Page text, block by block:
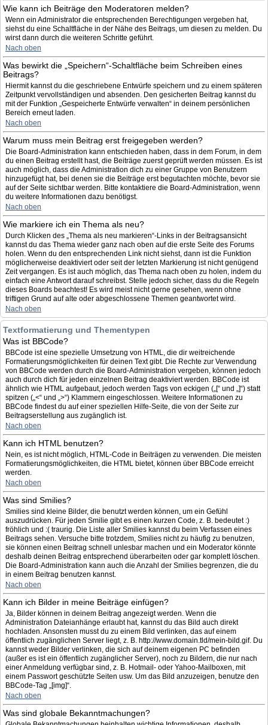
Wie kann ich Beiträge den Moderatoren melden?
Wenn ein Administrator die entsprechenden Berechtigungen vergeben hat,
siehst du eine Schaltfläche in der Nähe des Beitrags, um diesen zu melden. Du
wirst dann durch die weiteren Schritte geführt.
Nach oben
Was bewirkt die „Speichern“-Schaltfläche beim Schreiben eines
Beitrags?
Hiermit kannst du die geschriebene Entwürfe speichern und zu einem späteren
Zeitpunkt vervollständigen und absenden. Den gesicherten Beitrag kannst du
mit der Funktion „Gespeicherte Entwürfe verwalten“ in deinem persönlichen
Bereich erneut laden.
Nach oben
Warum muss mein Beitrag erst freigegeben werden?
Die Board-Administration kann entschieden haben, dass in dem Forum, in dem
du einen Beitrag erstellt hast, die Beiträge zuerst geprüft werden müssen. Es ist
auch möglich, dass die Administration dich zu einer Gruppe von Benutzern
hinzugefügt hat, bei denen sie die Beiträge erst begutachten möchte, bevor sie
auf der Seite sichtbar werden. Bitte kontaktiere die Board-Administration, wenn
du weitere Informationen dazu benötigst.
Nach oben
Wie markiere ich ein Thema als neu?
Durch Klicken des „Thema als neu markieren“-Links in der Beitragsansicht
kannst du das Thema wieder ganz nach oben auf die erste Seite des Forums
holen. Wenn du den entsprechenden Link nicht siehst, dann ist die Funktion
möglicherweise deaktiviert oder seit der letzten Markierung ist nicht genügend
Zeit vergangen. Es ist auch möglich, das Thema nach oben zu holen, indem du
einfach eine Antwort darauf schreibst. Stelle jedoch sicher, dass du die Regeln
dieses Boards beachtest! Es wird meist nicht gerne gesehen, wenn ohne
triftigen Grund auf alte oder abgeschlossene Themen geantwortet wird.
Nach oben
Textformatierung und Thementypen
Was ist BBCode?
BBCode ist eine spezielle Umsetzung von HTML, die dir weitreichende
Formatierungsmöglichkeiten für deinen Text gibt. Die Rechte zur Verwendung
von BBCode werden durch die Board-Administration vergeben, können jedoch
auch durch dich für jeden einzelnen Beitrag deaktiviert werden. BBCode ist
ähnlich wie HTML aufgebaut, jedoch werden Tags von eckigen („[“ und „]“) statt
spitzen („<“ und „>“) Klammern eingeschlossen. Weitere Informationen zu
BBCode findest du auf einer speziellen Hilfe-Seite, die von der Seite zur
Beitragserstellung aus zugänglich ist.
Nach oben
Kann ich HTML benutzen?
Nein, es ist nicht möglich, HTML-Code in Beiträgen zu verwenden. Die meisten
Formatierungsmöglichkeiten, die HTML bietet, können über BBCode erreicht
werden.
Nach oben
Was sind Smilies?
Smilies sind kleine Bilder, die benutzt werden können, um ein Gefühl
auszudrücken. Für jeden Smilie gibt es einen kurzen Code, z. B. bedeutet :)
fröhlich und :( traurig. Die Liste aller Smilies kannst du beim Verfassen eines
Beitrags sehen. Versuche bitte trotzdem, Smilies nicht zu häufig zu benutzen,
sie können einen Beitrag schnell unlesbar machen und ein Moderator könnte
deshalb deinen Beitrag entsprechend überarbeiten oder gar komplett löschen.
Die Board-Administration kann auch die Anzahl der Smilies begrenzen, die du
in einem Beitrag benutzen kannst.
Nach oben
Kann ich Bilder in meine Beiträge einfügen?
Ja, Bilder können in deinem Beitrag angezeigt werden. Wenn die
Administration Dateianhänge erlaubt hat, kannst du das Bild auch direkt
hochladen. Ansonsten musst du zu einem Bild verlinken, das auf einem
öffentlich zugänglichen Server liegt, z. B. http://www.domain.tld/mein-bild.gif. Du
kannst weder Bilder verlinken, die sich auf deinem eigenen PC befinden
(außer es ist ein öffentlich zugänglicher Server), noch zu Bildern, die nur nach
einer Anmeldung verfügbar sind, z. B. Hotmail- oder Yahoo-Mailboxen, mit
einem Passwort geschützte Seiten usw. Um das Bild anzuzeigen, benutze den
BBCode-Tag „[img]“.
Nach oben
Was sind globale Bekanntmachungen?